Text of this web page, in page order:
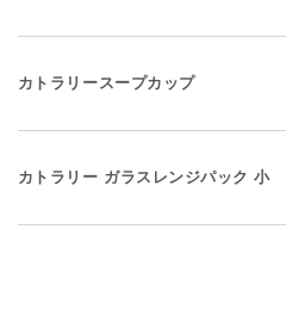
カトラリースープカップ
カトラリー ガラスレンジパック 小